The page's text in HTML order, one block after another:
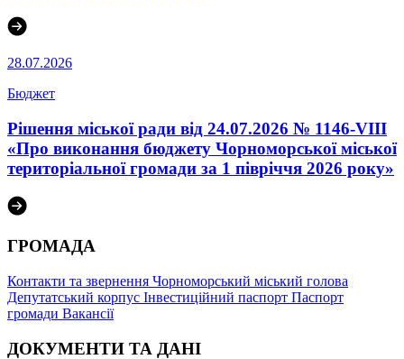
28.07.2026
Бюджет
Рішення міської ради від 24.07.2026 № 1146-VIII
«Про виконання бюджету Чорноморської міської
територіальної громади за 1 півріччя 2026 року»
ГРОМАДА
Контакти та звернення Чорноморський міський голова
Депутатський корпус Інвестиційний паспорт Паспорт
громади Вакансії
ДОКУМЕНТИ ТА ДАНІ